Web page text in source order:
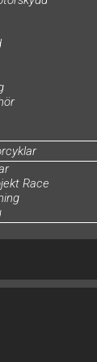
Race